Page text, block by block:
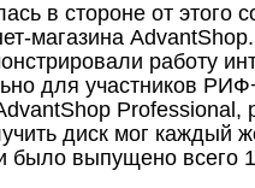
в стороне от этого
магазина
работу
для участников
Professional,
диск мог
было выпущено всего